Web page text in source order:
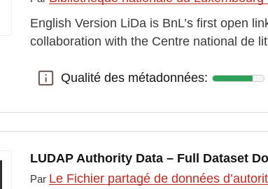
English Version LiDa is BnL’s first open
collaboration with the Centre national de
Qualité des métadonnées:
Qualité des métadonnées:
LUDAP Authority Data – Full Dataset
Par Le Fichier partagé de données